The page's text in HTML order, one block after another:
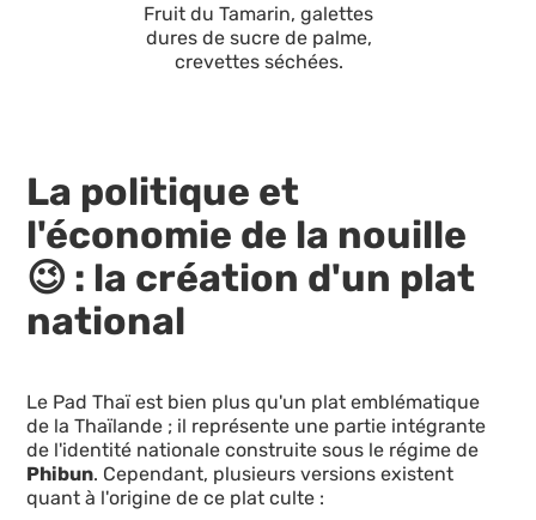
Fruit du Tamarin, galettes
dures de sucre de palme,
crevettes séchées.
La politique et
l'économie de la nouille
😉 : la création d'un plat
national
Le Pad Thaï est bien plus qu'un plat emblématique
de la Thaïlande ; il représente une partie intégrante
de l'identité nationale construite sous le régime de
Phibun. Cependant, plusieurs versions existent
quant à l'origine de ce plat culte :